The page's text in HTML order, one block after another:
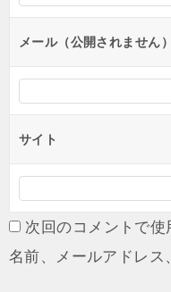
ンメール（公開されません）
サイト
次回のコメントで
名前、メールアドレス